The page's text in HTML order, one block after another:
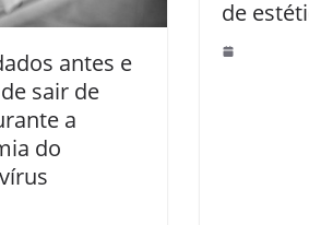
antes e
sair de
a
do
de